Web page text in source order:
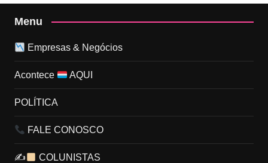
Menu
Empresas & Negócios
Acontece AQUI
POLÍTICA
FALE CONOSCO
✍ COLUNISTAS